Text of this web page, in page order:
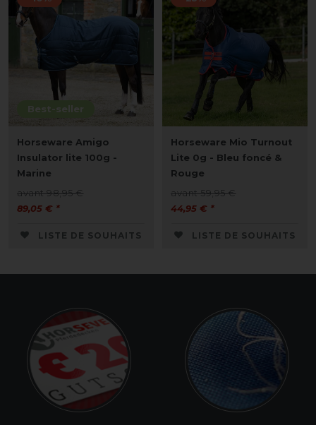
Best-seller
Horseware Amigo
Insulator lite 100g -
Marine
avant 98,95 €
89,05 € *
LISTE DE SOUHAITS
Horseware Mio Turnout
Lite 0g - Bleu foncé &
Rouge
avant 59,95 €
44,95 € *
LISTE DE SOUHAITS